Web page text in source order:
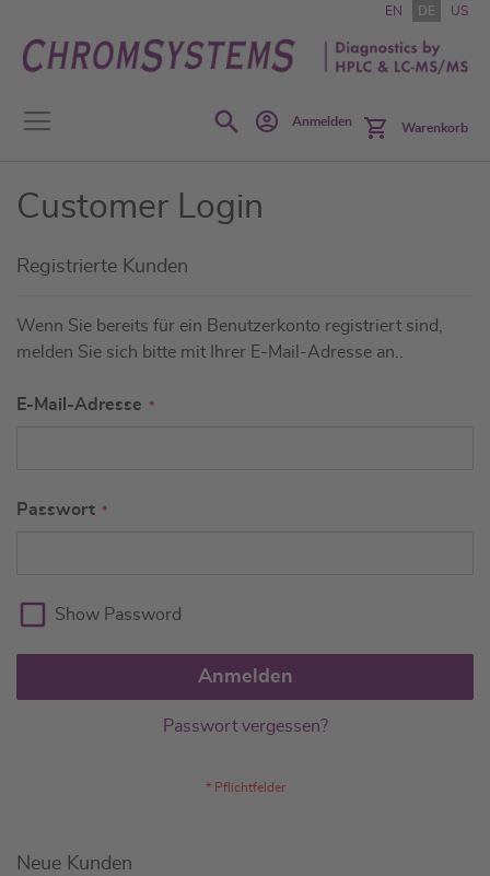
Inhalt
springen
EN DE US
SearchAnmelden Warenkorb
Customer Login
Registrierte Kunden
Wenn Sie bereits für ein Benutzerkonto registriert sind,
melden Sie sich bitte mit Ihrer E-Mail-Adresse an..
E-Mail-Adresse
Passwort
Show Password
Anmelden
Passwort vergessen?
Neue Kunden